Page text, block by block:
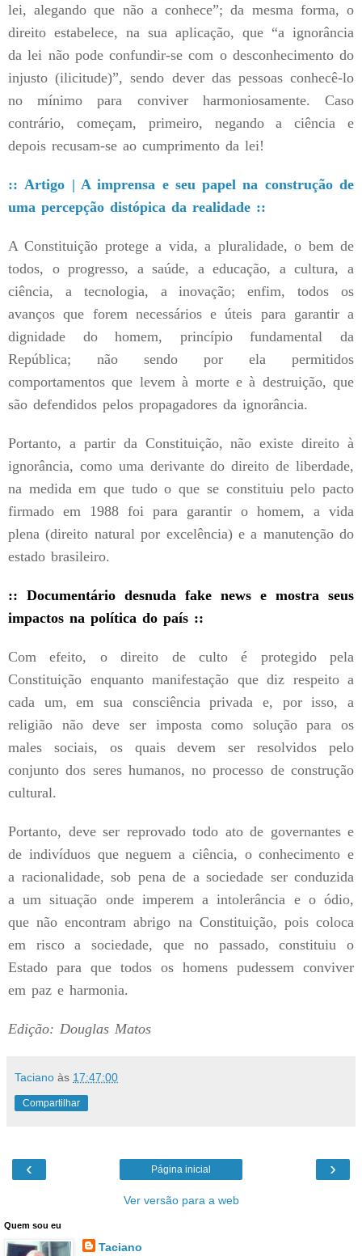
lei, alegando que não a conhece”; da mesma forma, o
direito estabelece, na sua aplicação, que “a ignorância
da lei não pode confundir-se com o desconhecimento do
injusto (ilicitude)”, sendo dever das pessoas conhecê-lo
no mínimo para conviver harmoniosamente. Caso
contrário, começam, primeiro, negando a ciência e
depois recusam-se ao cumprimento da lei!
:: Artigo | A imprensa e seu papel na construção de
uma percepção distópica da realidade ::
A Constituição protege a vida, a pluralidade, o bem de
todos, o progresso, a saúde, a educação, a cultura, a
ciência, a tecnologia, a inovação; enfim, todos os
avanços que forem necessários e úteis para garantir a
dignidade do homem, princípio fundamental da
República; não sendo por ela permitidos
comportamentos que levem à morte e à destruição, que
são defendidos pelos propagadores da ignorância.
Portanto, a partir da Constituição, não existe direito à
ignorância, como uma derivante do direito de liberdade,
na medida em que tudo o que se constituiu pelo pacto
firmado em 1988 foi para garantir o homem, a vida
plena (direito natural por excelência) e a manutenção do
estado brasileiro.
:: Documentário desnuda fake news e mostra seus
impactos na política do país ::
Com efeito, o direito de culto é protegido pela
Constituição enquanto manifestação que diz respeito a
cada um, em sua consciência privada e, por isso, a
religião não deve ser imposta como solução para os
males sociais, os quais devem ser resolvidos pelo
conjunto dos seres humanos, no processo de construção
cultural.
Portanto, deve ser reprovado todo ato de governantes e
de indivíduos que neguem a ciência, o conhecimento e
a racionalidade, sob pena de a sociedade ser conduzida
a um situação onde imperem a intolerância e o ódio,
que não encontram abrigo na Constituição, pois coloca
em risco a sociedade, que no passado, constituiu o
Estado para que todos os homens pudessem conviver
em paz e harmonia.
Edição: Douglas Matos
Taciano às 17:47:00
Compartilhar
‹ ›
Página inicial
Ver versão para a web
Quem sou eu
Taciano